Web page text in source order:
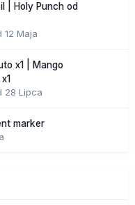
| Holy Punch od
12 Maja
x1 | Mango
28 Lipca
marker